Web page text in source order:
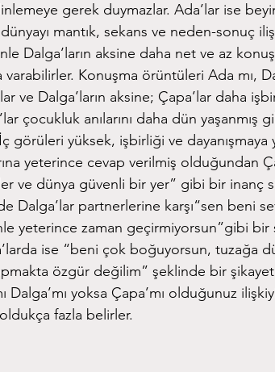
gerek duymazlar. Ada’lar ise
dünyayı mantık, sekans ve neden-sonuç
Dalga’ların aksine daha net ve az
varabilirler. Konuşma örüntüleri Ada mı,
ve Dalga’ların aksine; Çapa’lar daha
çocukluk anılarını daha dün yaşanmış
görüleri yüksek, işbirliği ve dayanışmaya
yeterince cevap verilmiş olduğundan
ve dünya güvenli bir yer” gibi bir inanç
Dalga’lar partnerlerine karşı“sen beni
yeterince zaman geçirmiyorsun”gibi bir
ise “beni çok boğuyorsun, tuzağa
özgür değilim” şeklinde bir şikayet
Dalga’mı yoksa Çapa’mı olduğunuz
fazla belirler.